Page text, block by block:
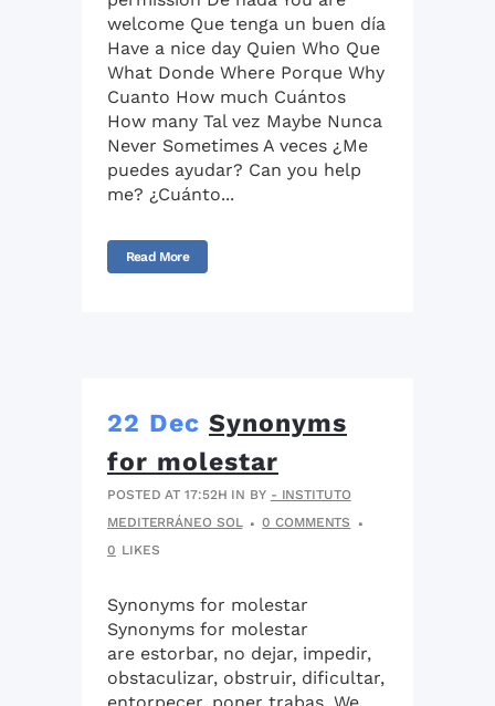
welcome Que tenga un buen día
Have a nice day Quien Who Que
What Donde Where Porque Why
Cuanto How much Cuántos
How many Tal vez Maybe Nunca
Never Sometimes A veces ¿Me
puedes ayudar? Can you help
me? ¿Cuánto...
Read More
22 Dec Synonyms
for molestar
POSTED AT 17:52H IN BY - INSTITUTO
MEDITERRÁNEO SOL
0 COMMENTS
0 LIKES
Synonyms for molestar
Synonyms for molestar
are estorbar, no dejar, impedir,
obstaculizar, obstruir, dificultar,